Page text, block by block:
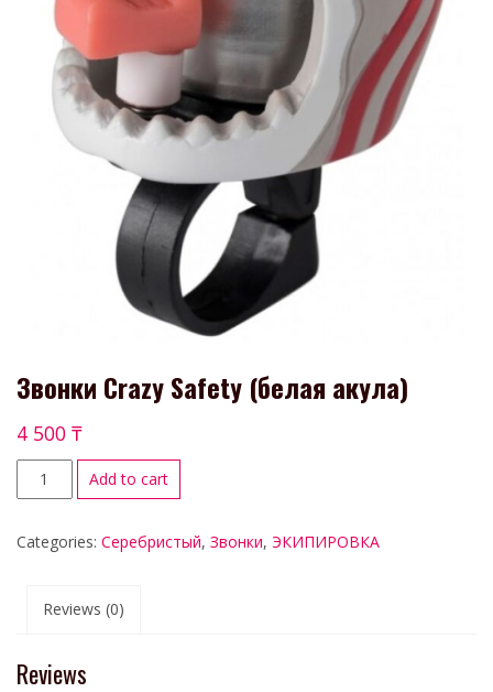
Звонки Crazy Safety (белая акула)
4 500 ₸
Add to cart
Categories: Серебристый, Звонки, ЭКИПИРОВКА
Reviews (0)
Reviews